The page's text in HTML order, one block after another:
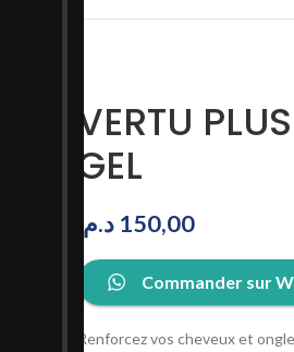
VERTU
GEL
150,00 د.م.
Commander sur
Renforcez vos cheveux et